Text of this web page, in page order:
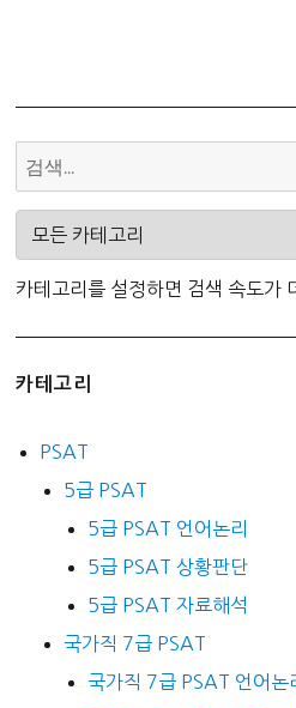
카테고리를 설정하면 검색 속도가
카테고리
PSAT
5급 PSAT
5급 PSAT 언어논리
5급 PSAT 상황판단
5급 PSAT 자료해석
국가직 7급 PSAT
국가직 7급 PSAT 언어논